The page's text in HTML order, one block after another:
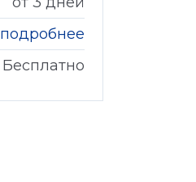
подробнее
Бесплатно